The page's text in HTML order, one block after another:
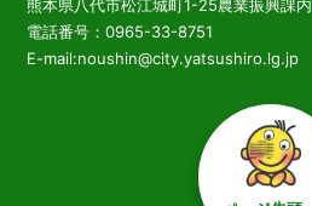
熊本県八代市松江城町1-25農業振興課内
電話番号：0965-33-8751
E-mail:noushin@city.yatsushiro.lg.jp